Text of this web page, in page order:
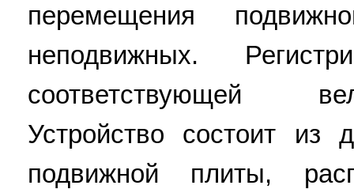
перемещения
неподвижных.
соответствующей
Устройство состоит из
подвижной плиты,